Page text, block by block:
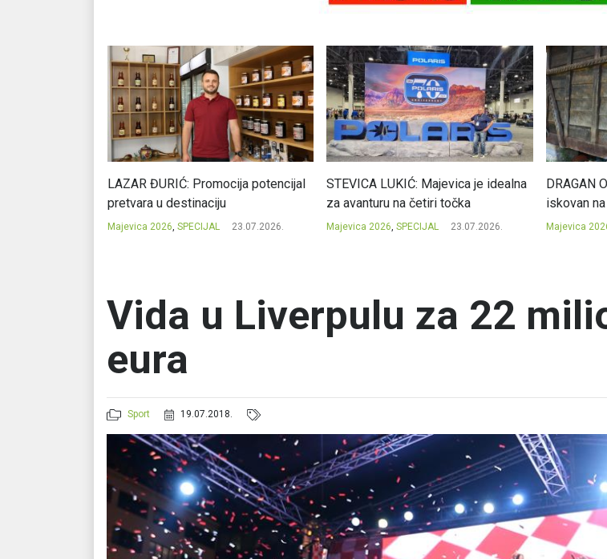
LAZAR ĐURIĆ: Promocija potencijal
pretvara u destinaciju
Majevica 2026, SPECIJAL 23.07.2026.
STEVICA LUKIĆ: Majevica je idealna
za avanturu na četiri točka
Majevica 2026, SPECIJAL 23.07.2026.
DRAGAN
iskovan
Majevica
Vida u Liverpulu za 22
eura
Sport 19.07.2018.